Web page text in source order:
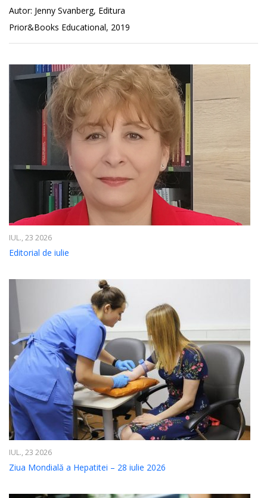
Autor: Jenny Svanberg, Editura
Prior&Books Educational, 2019
IUL., 23 2026
Editorial de iulie
IUL., 23 2026
Ziua Mondială a Hepatitei – 28 iulie 2026